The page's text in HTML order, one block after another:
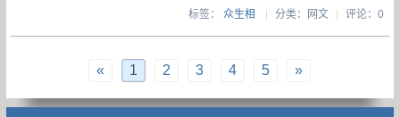
标签： 众生相 | 分类：网文| 评论：0
« 1 2 3 4 5 »